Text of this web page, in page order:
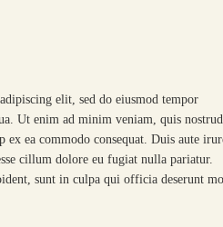
elit, sed do eiusmod tempor
Ut enim ad minim veniam, quis nostrud
ea commodo consequat. Duis aute
cillum dolore eu fugiat nulla pariatur.
sunt in culpa qui officia deserunt